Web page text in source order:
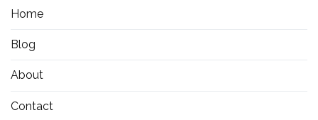
Home
Blog
About
Contact